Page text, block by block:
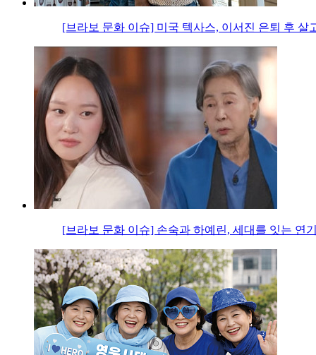
[브라보 문화 이슈] 미국 텍사스, 이서진 은퇴 후 살
[브라보 문화 이슈] 손숙과 하예린, 세대를 잇는 연